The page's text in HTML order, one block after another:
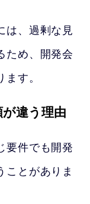
は、過剰な見
ため、開発会
す。
違う理由
要件でも開発
ことがありま